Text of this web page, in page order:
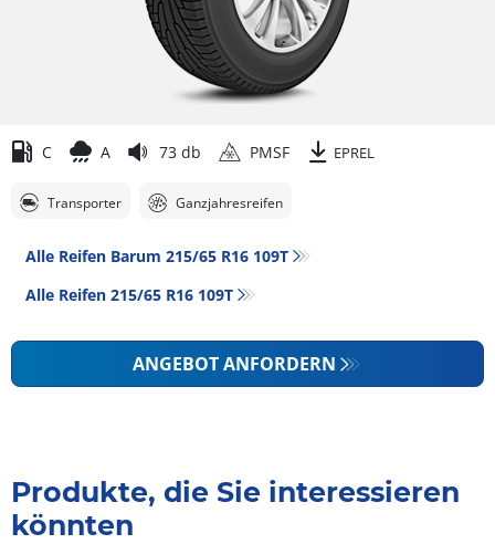
C A 73 db PMSF EPREL
Transporter Ganzjahresreifen
Alle Reifen Barum 215/65 R16 109T
Alle Reifen‎ 215/65 R16 109T
ANGEBOT ANFORDERN
Produkte, die Sie interessieren
könnten